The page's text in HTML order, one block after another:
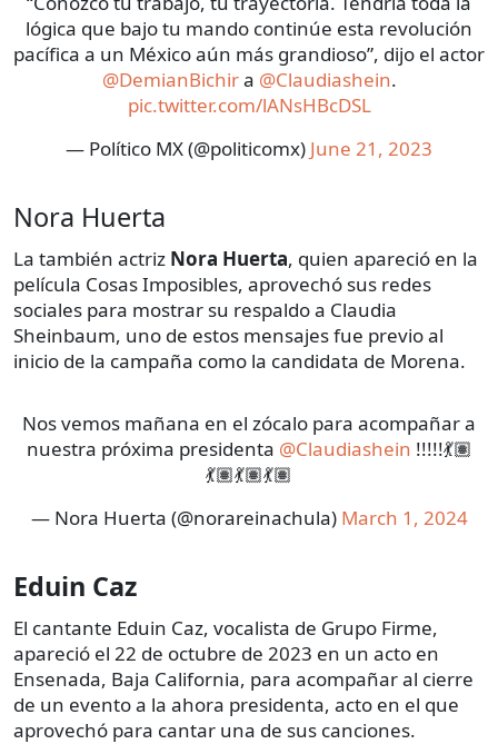
lógica que bajo tu mando continúe esta revolución
pacífica a un México aún más grandioso”, dijo el actor
@DemianBichira @Claudiashein.
pic.twitter.com/lANsHBcDSL
— Político MX (@politicomx) June 21, 2023
Nora Huerta
La también actriz Nora Huerta, quien apareció en la
película Cosas Imposibles, aprovechó sus redes
sociales para mostrar su respaldo a Claudia
Sheinbaum, uno de estos mensajes fue previo al
inicio de la campaña como la candidata de Morena.
Nos vemos mañana en el zócalo para acompañar a
nuestra próxima presidenta @Claudiashein !!!!!💃🏽
💃🏽💃🏽💃🏽
— Nora Huerta (@norareinachula) March 1, 2024
Eduin Caz
El cantante Eduin Caz, vocalista de Grupo Firme,
apareció el 22 de octubre de 2023 en un acto en
Ensenada, Baja California, para acompañar al cierre
de un evento a la ahora presidenta, acto en el que
aprovechó para cantar una de sus canciones.